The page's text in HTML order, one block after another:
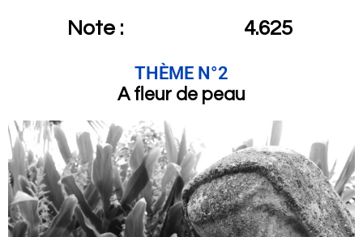
Note : 4.625
THÈME N°2
A fleur de peau